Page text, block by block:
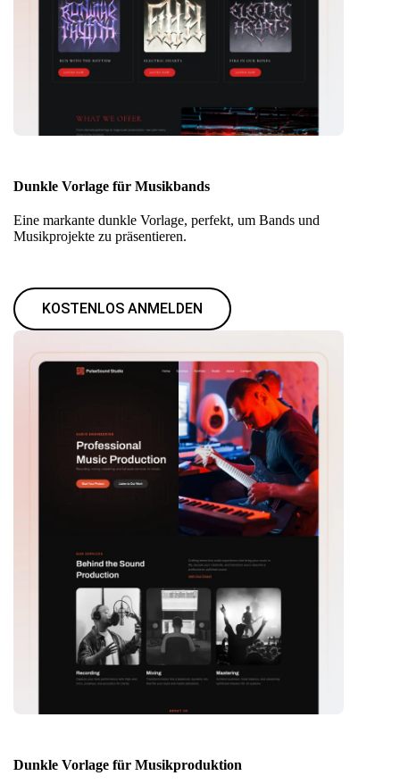
Dunkle Vorlage für Musikbands
Eine markante dunkle Vorlage, perfekt, um Bands und
Musikprojekte zu präsentieren.
KOSTENLOS ANMELDEN
Dunkle Vorlage für Musikproduktion